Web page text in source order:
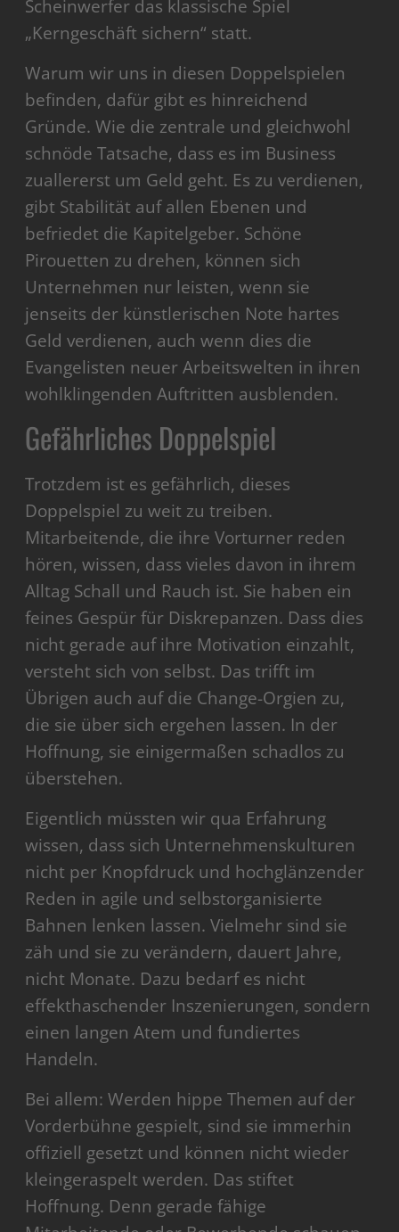
Scheinwerfer das klassische Spiel
„Kerngeschäft sichern“ statt.
Warum wir uns in diesen Doppelspielen
befinden, dafür gibt es hinreichend
Gründe. Wie die zentrale und gleichwohl
schnöde Tatsache, dass es im Business
zuallererst um Geld geht. Es zu verdienen,
gibt Stabilität auf allen Ebenen und
befriedet die Kapitelgeber. Schöne
Pirouetten zu drehen, können sich
Unternehmen nur leisten, wenn sie
jenseits der künstlerischen Note hartes
Geld verdienen, auch wenn dies die
Evangelisten neuer Arbeitswelten in ihren
wohlklingenden Auftritten ausblenden.
Gefährliches Doppelspiel
Trotzdem ist es gefährlich, dieses
Doppelspiel zu weit zu treiben.
Mitarbeitende, die ihre Vorturner reden
hören, wissen, dass vieles davon in ihrem
Alltag Schall und Rauch ist. Sie haben ein
feines Gespür für Diskrepanzen. Dass dies
nicht gerade auf ihre Motivation einzahlt,
versteht sich von selbst. Das trifft im
Übrigen auch auf die Change-Orgien zu,
die sie über sich ergehen lassen. In der
Hoffnung, sie einigermaßen schadlos zu
überstehen.
Eigentlich müssten wir qua Erfahrung
wissen, dass sich Unternehmenskulturen
nicht per Knopfdruck und hochglänzender
Reden in agile und selbstorganisierte
Bahnen lenken lassen. Vielmehr sind sie
zäh und sie zu verändern, dauert Jahre,
nicht Monate. Dazu bedarf es nicht
effekthaschender Inszenierungen, sondern
einen langen Atem und fundiertes
Handeln.
Bei allem: Werden hippe Themen auf der
Vorderbühne gespielt, sind sie immerhin
offiziell gesetzt und können nicht wieder
kleingeraspelt werden. Das stiftet
Hoffnung. Denn gerade fähige